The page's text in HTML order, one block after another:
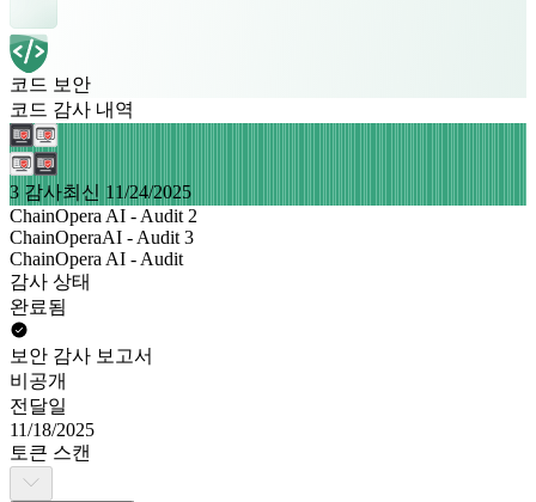
코드 보안
코드 감사 내역
3 감사최신 11/24/2025
ChainOpera AI - Audit 2
ChainOperaAI - Audit 3
ChainOpera AI - Audit
감사 상태
완료됨
보안 감사 보고서
비공개
전달일
11/18/2025
토큰 스캔